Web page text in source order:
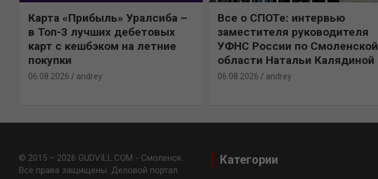
Карта «Прибыль» Уралсиба –
в Топ-3 лучших дебетовых
карт с кешбэком на летние
покупки
06.08.2026 andrey
Все о СПОТе: интервью
заместителя руководителя
УФНС России по Смоленской
области Натальи Калядиной
06.08.2026 andrey
© 2015 – 2026 GUDVILL.COM - Смоленск.
Все права защищены. Деловой портал
Категории